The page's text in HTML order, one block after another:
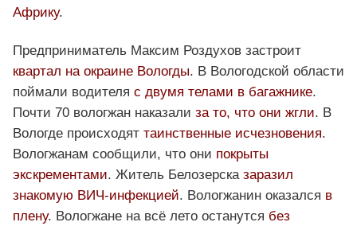
Африку.
Предприниматель Максим Роздухов застроит
квартал на окраине Вологды. В Вологодской области
поймали водителя с двумя телами в багажнике.
Почти 70 вологжан наказали за то, что они жгли. В
Вологде происходят таинственные исчезновения.
Вологжанам сообщили, что они покрыты
экскрементами. Житель Белозерска заразил
знакомую ВИЧ-инфекцией. Вологжанин оказался в
плену. Вологжане на всё лето останутся без